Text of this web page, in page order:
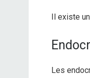
Il existe
Les